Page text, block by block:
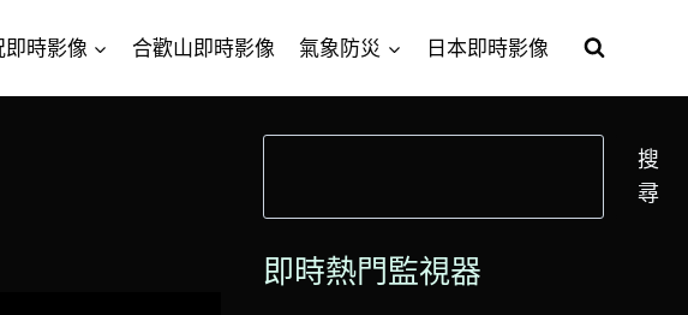
即時影像 合歡山即時影像 氣象防災 日本即時影像
搜
尋
即時熱門監視器